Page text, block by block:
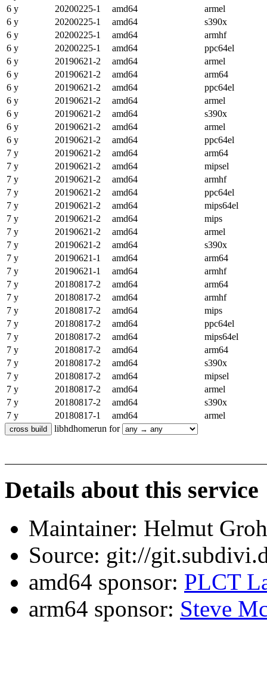
6 y
20200225-1 amd64
armel
6 y
20200225-1 amd64
s390x
6 y
20200225-1 amd64
armhf
6 y
20200225-1 amd64
ppc64el
6 y
20190621-2 amd64
armel
6 y
20190621-2 amd64
arm64
6 y
20190621-2 amd64
ppc64el
6 y
20190621-2 amd64
armel
6 y
20190621-2 amd64
s390x
6 y
20190621-2 amd64
armel
6 y
20190621-2 amd64
ppc64el
7 y
20190621-2 amd64
arm64
7 y
20190621-2 amd64
mipsel
7 y
20190621-2 amd64
armhf
7 y
20190621-2 amd64
ppc64el
7 y
20190621-2 amd64
mips64el
7 y
20190621-2 amd64
mips
7 y
20190621-2 amd64
armel
7 y
20190621-2 amd64
s390x
7 y
20190621-1 amd64
arm64
7 y
20190621-1 amd64
armhf
7 y
20180817-2 amd64
arm64
7 y
20180817-2 amd64
armhf
7 y
20180817-2 amd64
mips
7 y
20180817-2 amd64
ppc64el
7 y
20180817-2 amd64
mips64el
7 y
20180817-2 amd64
arm64
7 y
20180817-2 amd64
s390x
7 y
20180817-2 amd64
mipsel
7 y
20180817-2 amd64
armel
7 y
20180817-2 amd64
s390x
7 y
20180817-1 amd64
armel
libhdhomerun for
Details about this service
Maintainer: Helmut
Source: git://
amd64 sponsor: PLCT
arm64 sponsor: Steve